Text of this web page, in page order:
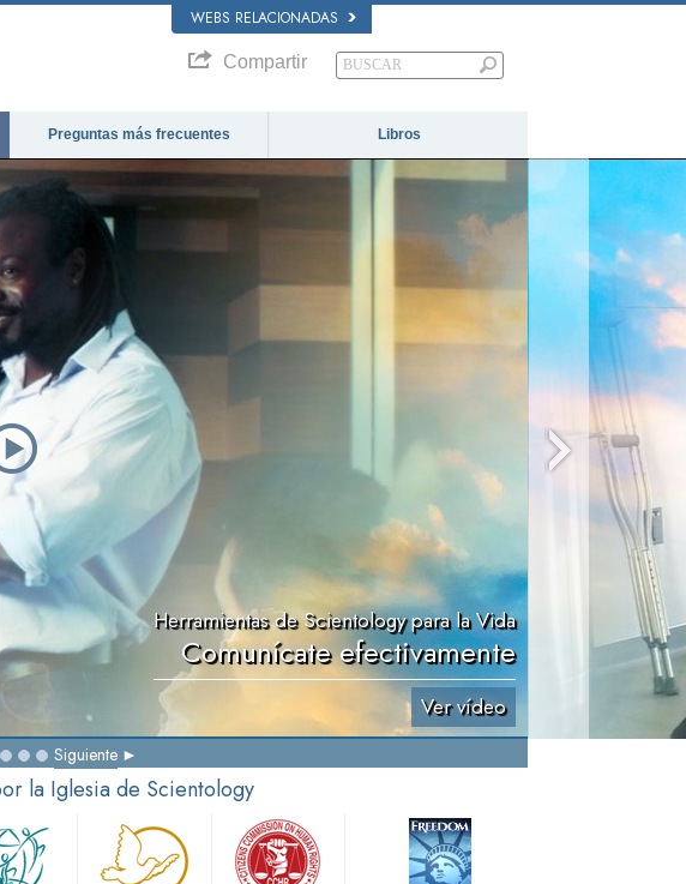
WEBS RELACIONADAS
Compartir
Preguntas más frecuentes Libros
Herramientas de Scientology para la Vida
Comunícate efectivamente
Ver vídeo
Siguiente
la Iglesia de Scientology